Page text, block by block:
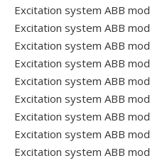
Excitation system ABB
Excitation system ABB
Excitation system ABB
Excitation system ABB
Excitation system ABB
Excitation system ABB
Excitation system ABB
Excitation system ABB
Excitation system ABB